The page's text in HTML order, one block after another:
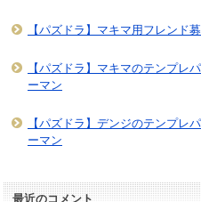
【パズドラ】マキマ用フレンド
【パズドラ】マキマのテンプレ
ーマン
【パズドラ】デンジのテンプレ
ーマン
最近のコメント